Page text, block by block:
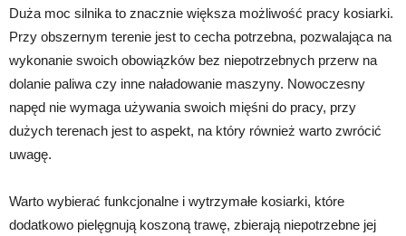
Duża moc silnika to znacznie większa możliwość pracy kosiarki.
Przy obszernym terenie jest to cecha potrzebna, pozwalająca na
wykonanie swoich obowiązków bez niepotrzebnych przerw na
dolanie paliwa czy inne naładowanie maszyny. Nowoczesny
napęd nie wymaga używania swoich mięśni do pracy, przy
dużych terenach jest to aspekt, na który również warto zwrócić
uwagę.
Warto wybierać funkcjonalne i wytrzymałe kosiarki, które
dodatkowo pielęgnują koszoną trawę, zbierają niepotrzebne jej